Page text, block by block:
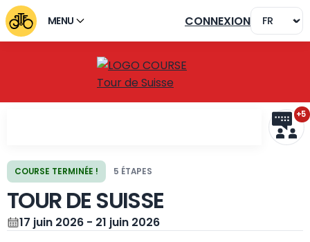
MENU CONNEXION
+5
COURSE TERMINÉE ! 5 ÉTAPES
TOUR DE SUISSE
17 juin 2026 - 21 juin 2026
Course précédente Course suivante